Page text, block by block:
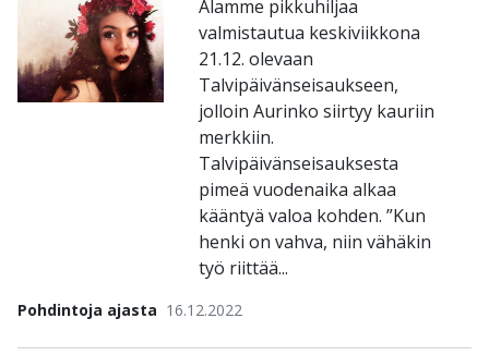
Pohdintoja ajasta 16.12.2022
Alamme pikkuhiljaa
valmistautua keskiviikkona
21.12. olevaan
Talvipäivänseisaukseen,
jolloin Aurinko siirtyy kauriin
merkkiin.
Talvipäivänseisauksesta
pimeä vuodenaika alkaa
kääntyä valoa kohden. ”Kun
henki on vahva, niin vähäkin
työ riittää...